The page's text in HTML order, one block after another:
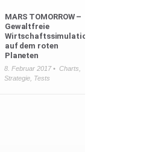
MARS TOMORROW –
Gewaltfreie
Wirtschaftssimulation
auf dem roten
Planeten
8. Februar 2017 • Charts
Strategie, Tests